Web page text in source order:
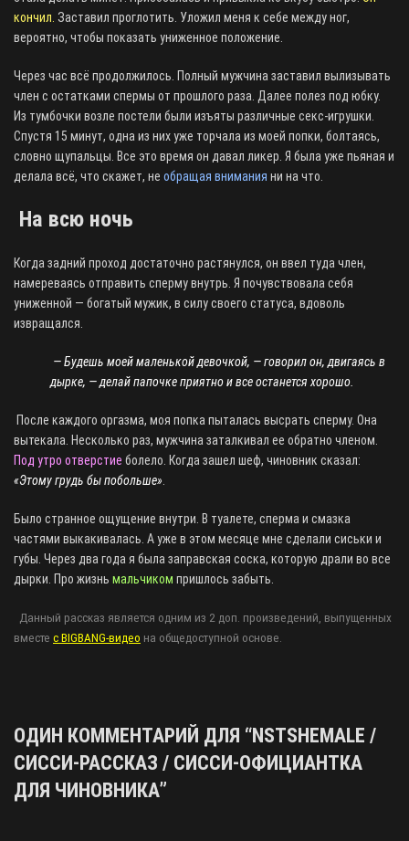
кончил. Заставил проглотить. Уложил меня к себе между ног,
вероятно, чтобы показать униженное положение.
Через час всё продолжилось. Полный мужчина заставил вылизывать
член с остатками спермы от прошлого раза. Далее полез под юбку.
Из тумбочки возле постели были изъяты различные секс-игрушки.
Спустя 15 минут, одна из них уже торчала из моей попки, болтаясь,
словно щупальцы. Все это время он давал ликер. Я была уже пьяная и
делала всё, что скажет, не обращая внимания ни на что.
На всю ночь
Когда задний проход достаточно растянулся, он ввел туда член,
намереваясь отправить сперму внутрь. Я почувствовала себя
униженной — богатый мужик, в силу своего статуса, вдоволь
извращался.
— Будешь моей маленькой девочкой, — говорил он, двигаясь в
дырке, — делай папочке приятно и все останется хорошо.
После каждого оргазма, моя попка пыталась высрать сперму. Она
вытекала. Несколько раз, мужчина заталкивал ее обратно членом.
Под утро отверстие болело. Когда зашел шеф, чиновник сказал:
«Этому грудь бы побольше»
Было странное ощущение внутри. В туалете, сперма и смазка
частями выкакивалась. А уже в этом месяце мне сделали сиськи и
губы. Через два года я была заправская соска, которую драли во все
дырки. Про жизнь мальчиком пришлось забыть.
Данный рассказ является одним из 2 доп. произведений, выпущенных
вместе с BIGBANG-видео на общедоступной основе.
ОДИН КОММЕНТАРИЙ ДЛЯ “NSTSHEMALE /
СИССИ-РАССКАЗ / СИССИ-ОФИЦИАНТКА
ДЛЯ ЧИНОВНИКА”